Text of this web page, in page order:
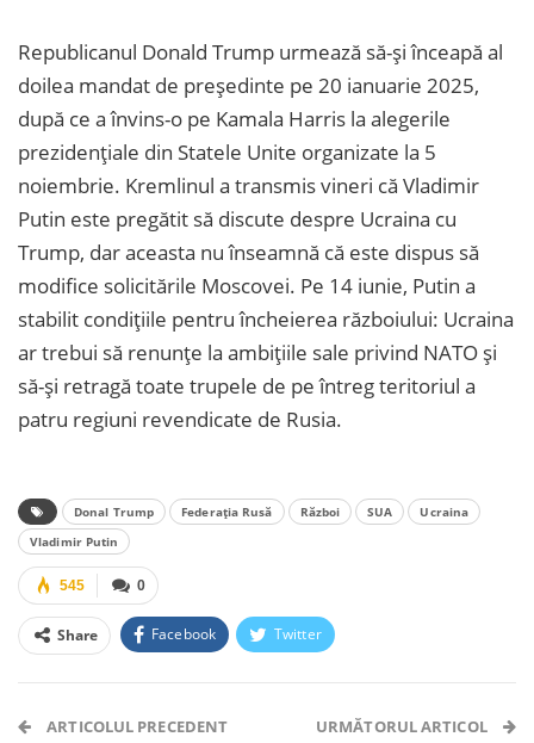
Republicanul Donald Trump urmează să-și înceapă al
doilea mandat de președinte pe 20 ianuarie 2025,
după ce a învins-o pe Kamala Harris la alegerile
prezidențiale din Statele Unite organizate la 5
noiembrie. Kremlinul a transmis vineri că Vladimir
Putin este pregătit să discute despre Ucraina cu
Trump, dar aceasta nu înseamnă că este dispus să
modifice solicitările Moscovei. Pe 14 iunie, Putin a
stabilit condiţiile pentru încheierea războiului: Ucraina
ar trebui să renunţe la ambiţiile sale privind NATO şi
să-şi retragă toate trupele de pe întreg teritoriul a
patru regiuni revendicate de Rusia.
Donal Trump Federația Rusă Război SUA
Ucraina
Vladimir Putin
0
545
Share Facebook Twitter
Telegram WhatsApp Viber
ARTICOLUL PRECEDENT URMĂTORUL ARTICOL